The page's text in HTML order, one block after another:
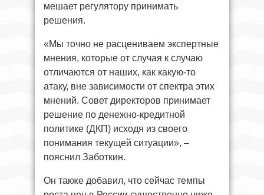
мешает регулятору принимать
решения.
«Мы точно не расцениваем экспертные
мнения, которые от случая к случаю
отличаются от наших, как какую-то
атаку, вне зависимости от спектра этих
мнений. Совет директоров принимает
решение по денежно-кредитной
политике (ДКП) исходя из своего
понимания текущей ситуации», –
пояснил Заботкин.
Он также добавил, что сейчас темпы